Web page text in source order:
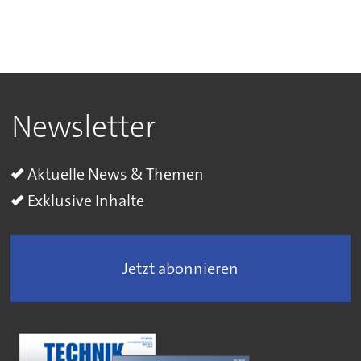
Newsletter
Aktuelle News & Themen
Exklusive Inhalte
Jetzt abonnieren